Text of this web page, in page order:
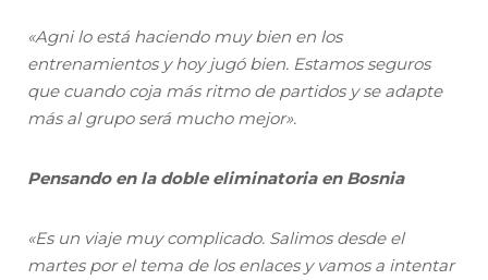
«Agni lo está haciendo muy bien en los
entrenamientos y hoy jugó bien. Estamos seguros
que cuando coja más ritmo de partidos y se adapte
más al grupo será mucho mejor».
Pensando en la doble eliminatoria en Bosnia
«Es un viaje muy complicado. Salimos desde el
martes por el tema de los enlaces y vamos a intentar